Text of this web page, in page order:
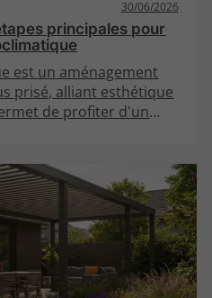
30/06/2026
principales pour
est un aménagement
prisé, alliant esthétique
de profiter d'un
installer une pergola
sur chaque